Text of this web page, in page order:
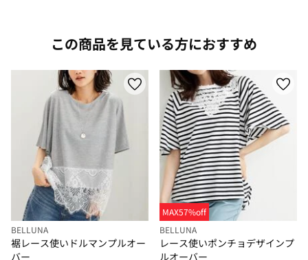
この商品を見ている方におすすめ
BELLUNA
裾レース使いドルマンプルオー
バー
MAX57%off
BELLUNA
レース使いポンチョデザインプ
ルオーバー